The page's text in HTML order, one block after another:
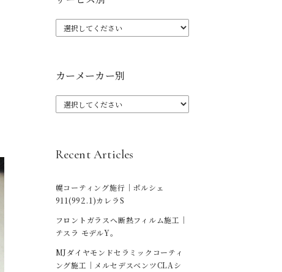
カーメーカー別
Recent Articles
幌コーティング施行｜ポルシェ
911(992.1)カレラS
フロントガラスへ断熱フィルム施工｜
テスラ モデルY。
MJダイヤモンドセラミックコーティ
ング施工｜メルセデスベンツCLAシ